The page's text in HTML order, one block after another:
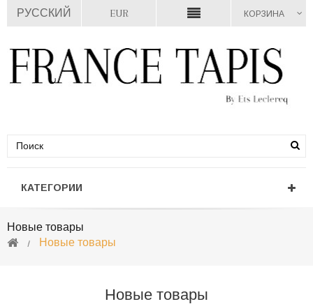
РУССКИЙ EUR КОРЗИНА
КАТЕГОРИИ
Новые товары
Новые товары
Новые товары